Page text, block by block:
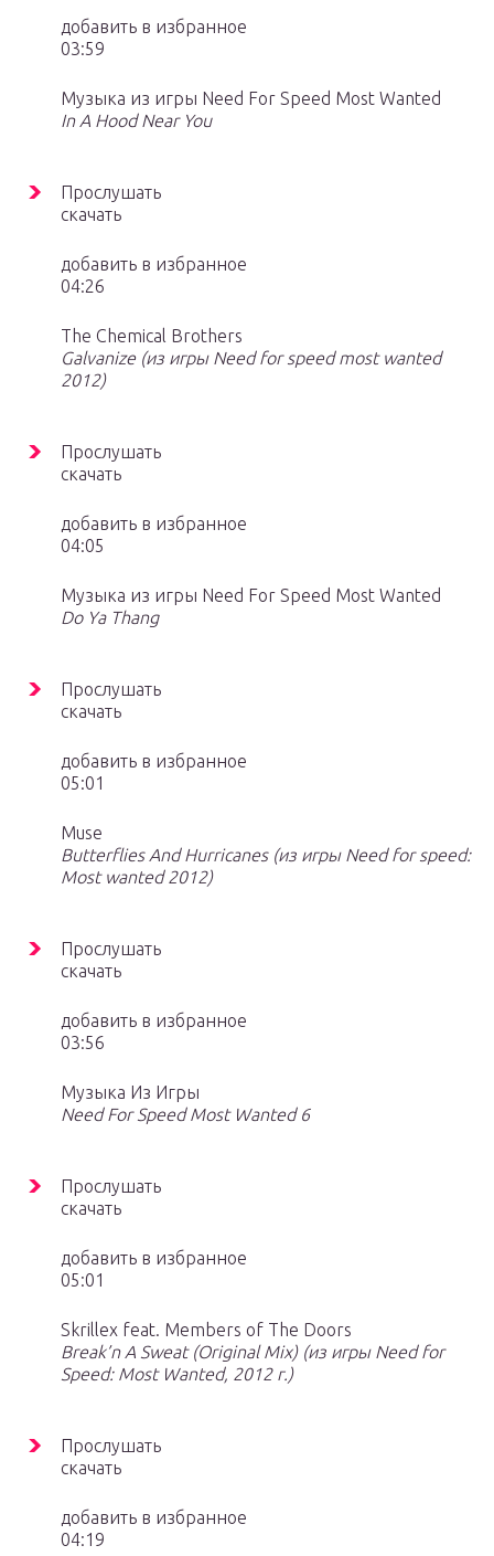
добавить в избранное
03:59
Музыка из игры Need For Speed Most Wanted
In A Hood Near You
Прослушать
скачать
добавить в избранное
04:26
The Chemical Brothers
Galvanize (из игры Need for speed most wanted
2012)
Прослушать
скачать
добавить в избранное
04:05
Музыка из игры Need For Speed Most Wanted
Do Ya Thang
Прослушать
скачать
добавить в избранное
05:01
Muse
Butterflies And Hurricanes (из игры Need for speed:
Most wanted 2012)
Прослушать
скачать
добавить в избранное
03:56
Музыка Из Игры
Need For Speed Most Wanted 6
Прослушать
скачать
добавить в избранное
05:01
Skrillex feat. Members of The Doors
Break’n A Sweat (Original Mix) (из игры Need for
Speed: Most Wanted, 2012 г.)
Прослушать
скачать
добавить в избранное
04:19